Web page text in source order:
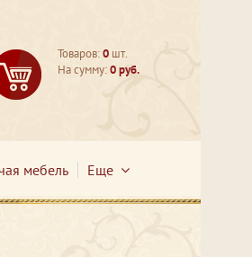
Товаров:0 шт.
На сумму:0 руб.
мебель Еще